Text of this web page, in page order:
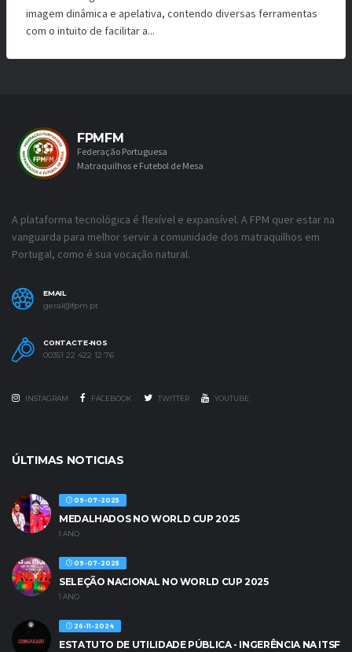
imagem dinâmica e apelativa, contendo diversas ferramentas
com o intuito de facilitar a...
FPMFM
Federação Portuguesa
Matraquilhos e Futebol de Mesa
A plataforma tecnológica é flexível e expansível. A FPM quer estar na
vanguarda para melhor servir a comunidade dos matraquilhos em
Portugal, como é sua vocação natural.
EMAIL
geral@fpm.pt
CONTACTE-NOS
00351 22 422 12 76
INSTAGRAM FACEBOOK TWITTER YOUTUBE
ÚLTIMAS NOTICIAS
09-07-2025
MEDALHADOS NO WORLD CUP 2025
1 ANO
09-07-2025
SELEÇÃO NACIONAL NO WORLD CUP 2025
1 ANO
26-11-2024
ESTATUTO DE UTILIDADE PÚBLICA - INGERÊNCIA NA ITSF